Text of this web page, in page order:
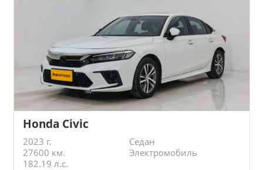
Honda Civic
2023 г.
Седан
27600 км.
Электромобиль
182.19 л.с.